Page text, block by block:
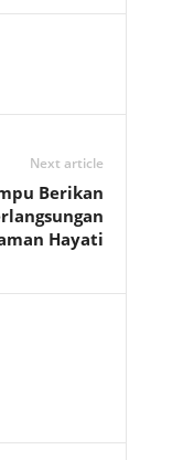
Next article
Berikan
Hayati